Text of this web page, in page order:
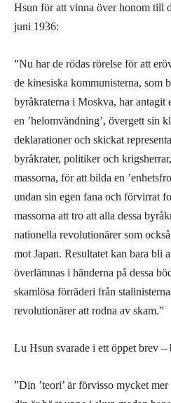
Hsun för att vinna över honom till
juni 1936:
”Nu har de rödas rörelse för att
de kinesiska kommunisterna, som
byråkraterna i Moskva, har antagit
en ’helomvändning’, övergett sin
deklarationer och skickat
byråkrater, politiker och
massorna, för att bilda en
undan sin egen fana och förvirrat
massorna att tro att alla dessa
nationella revolutionärer som
mot Japan. Resultatet kan bara bli
överlämnas i händerna på dessa
skamlösa förräderi från
revolutionärer att rodna av skam.”
Lu Hsun svarade i ett öppet brev –
”Din ’teori’ är förvisso mycket